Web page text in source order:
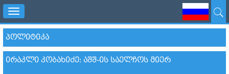
Toggle
navigation
ᲞᲝᲚᲘᲢᲘᲙᲐ
ᲘᲠᲐᲙᲚᲘ ᲙᲝᲑᲐᲮᲘᲫᲔ: ᲐᲨᲨ-ᲘᲡ ᲡᲐᲔᲚᲩᲝᲡ ᲛᲘᲔᲠ